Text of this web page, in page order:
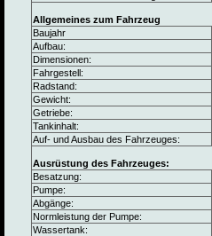
Allgemeines zum Fahrzeug
Baujahr
Aufbau:
Dimensionen:
Fahrgestell:
Radstand:
Gewicht:
Getriebe:
Tankinhalt:
Auf- und Ausbau des Fahrzeuges:
Ausrüstung des Fahrzeuges:
Besatzung:
Pumpe:
Abgänge:
Normleistung der Pumpe:
Wassertank: